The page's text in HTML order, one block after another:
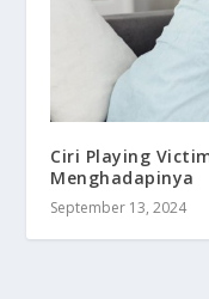
Ciri Playing
Menghadapinya
September 13, 2024